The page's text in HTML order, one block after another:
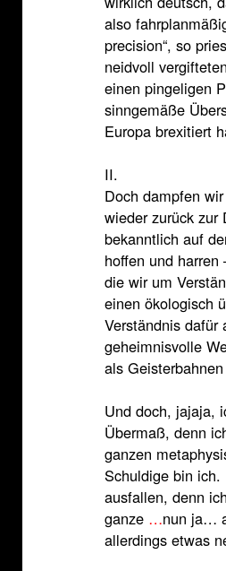
also
precision“, so
neidvoll
einen pingeligen
sinngemäße
Europa brexitiert
II.
Doch dampfen
wieder zurück zur
bekanntlich auf
hoffen und harren
die wir um
einen ökologisch
Verständnis dafür
geheimnisvolle
als
Und doch, jajaja,
Übermaß, denn
ganzen
Schuldige bin
ausfallen, denn
ganze …nun ja…
allerdings etwas